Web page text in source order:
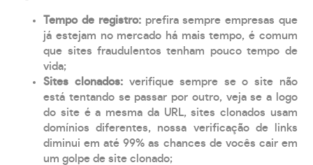
Tempo de registro: prefira sempre empresas que
já estejam no mercado há mais tempo, é comum
que sites fraudulentos tenham pouco tempo de
vida;
Sites clonados: verifique sempre se o site não
está tentando se passar por outro, veja se a logo
do site é a mesma da URL, sites clonados usam
domínios diferentes, nossa verificação de links
diminui em até 99% as chances de vocês cair em
um golpe de site clonado;